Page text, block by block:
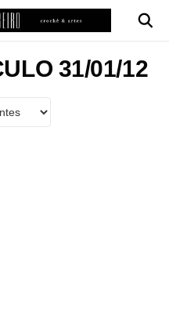
31/01/12